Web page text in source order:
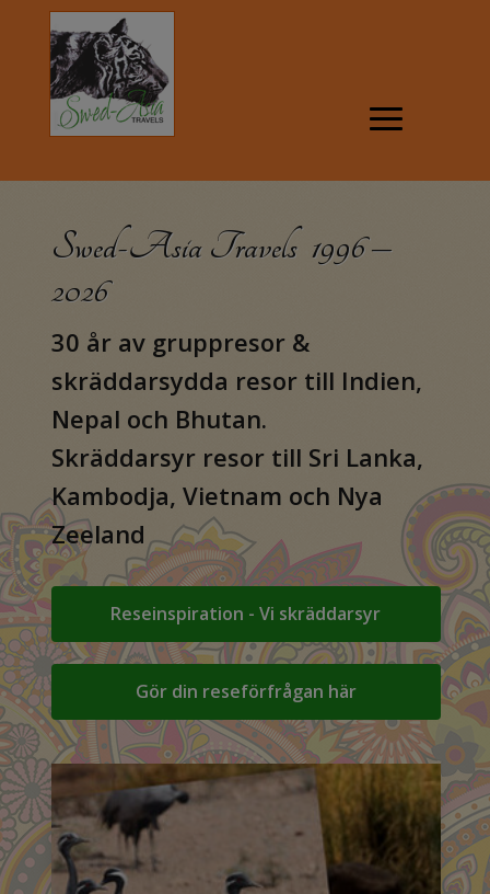
Swed-Asia Travels 1996 –
2026
30 år av gruppresor &
skräddarsydda resor till Indien,
Nepal och Bhutan.
Skräddarsyr resor till Sri Lanka,
Kambodja, Vietnam och Nya
Zeeland
Reseinspiration - Vi skräddarsyr
Gör din reseförfrågan här